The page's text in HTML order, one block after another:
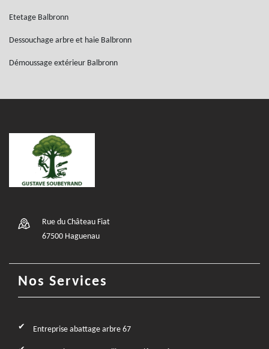
Etetage Balbronn
Dessouchage arbre et haie Balbronn
Démoussage extérieur Balbronn
Rue du Château Fiat
67500 Haguenau
Nos Services
Entreprise abattage arbre 67